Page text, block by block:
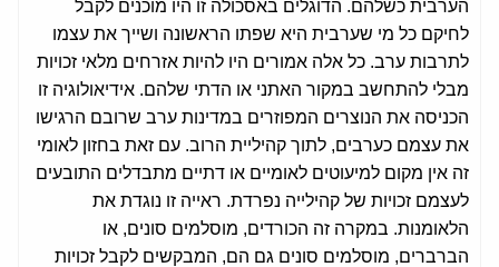
הערבית כשלהם. הדוגלים באסכולה זו היו מוכנים לקבל
לחיקם כל מי שערבית היא שפתו הראשונה ושייך את עצמו
לתרבות ערב. כל אלה אמורים היו להיות אזרחים מלאי זכויות
מבלי להתחשב במקור האתני או הדתי שלהם. אידיאולוגיה זו
הכניסה את הנוצרים המפוזרים במדינות ערב שרובם הרגישו
את עצמם כערבים, לתוך קהיליית הרוב. עם זאת בחזון לאומי
זה אין מקום למיעוטים לאומיים או דתיים מתבדלים התובעים
לעצמם זכויות של קהילייה נפרדת. ראייה זו נוגדת את
הלאומנות. במקרה זה הכורדים, מוסלמים סונים, או
הברברים, מוסלמים סונים גם הם, המבקשים לקבל זכויות